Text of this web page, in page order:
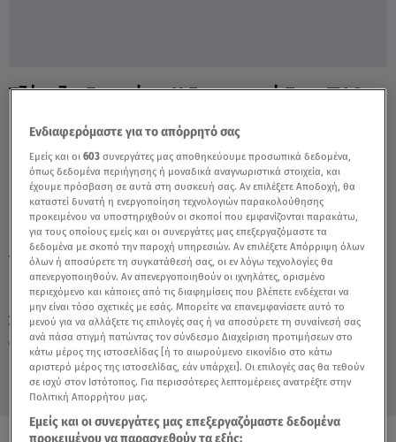
Σάββατο 8 Αυγούστου 2026
29.04.24, 10:24 MEDIA
Τζώρτζια Γεωργίου: Η Επιστροφή Στην TV &
TAGS: ΤΖΩΡΤΖΙΑ ΓΕΩΡΓΙΟΥ BREAKFAST@STAR
Ενδιαφερόμαστε για το απόρρητό σας
Εμείς και οι603 συνεργάτες μας αποθηκεύουμε προσωπικά δεδομένα,
όπως δεδομένα περιήγησης ή μοναδικά αναγνωριστικά στοιχεία, και
έχουμε πρόσβαση σε αυτά στη συσκευή σας. Αν επιλέξετε Αποδοχή, θα
καταστεί δυνατή η ενεργοποίηση τεχνολογιών παρακολούθησης
προκειμένου να υποστηριχθούν οι σκοποί που εμφανίζονται παρακάτω,
για τους οποίους εμείς και οι συνεργάτες μας επεξεργαζόμαστε τα
δεδομένα με σκοπό την παροχή υπηρεσιών. Αν επιλέξετε Απόρριψη όλων
όλων ή αποσύρετε τη συγκατάθεσή σας, οι εν λόγω τεχνολογίες θα
απενεργοποιηθούν. Αν απενεργοποιηθούν οι ιχνηλάτες, ορισμένο
περιεχόμενο και κάποιες από τις διαφημίσεις που βλέπετε ενδέχεται να
μην είναι τόσο σχετικές με εσάς. Μπορείτε να επανεμφανίσετε αυτό το
μενού για να αλλάξετε τις επιλογές σας ή να αποσύρετε τη συναίνεσή σας
ανά πάσα στιγμή πατώντας τον σύνδεσμο Διαχείριση προτιμήσεων στο
κάτω μέρος της ιστοσελίδας [ή το αιωρούμενο εικονίδιο στο κάτω
αριστερό μέρος της ιστοσελίδας, εάν υπάρχει]. Οι επιλογές σας θα τεθούν
σε ισχύ στον Ιστότοπος. Για περισσότερες λεπτομέρειες ανατρέξτε στην
Πολιτική Απορρήτου μας.
Εμείς και οι συνεργάτες μας επεξεργαζόμαστε δεδομένα
προκειμένου να παρασχεθούν τα εξής: